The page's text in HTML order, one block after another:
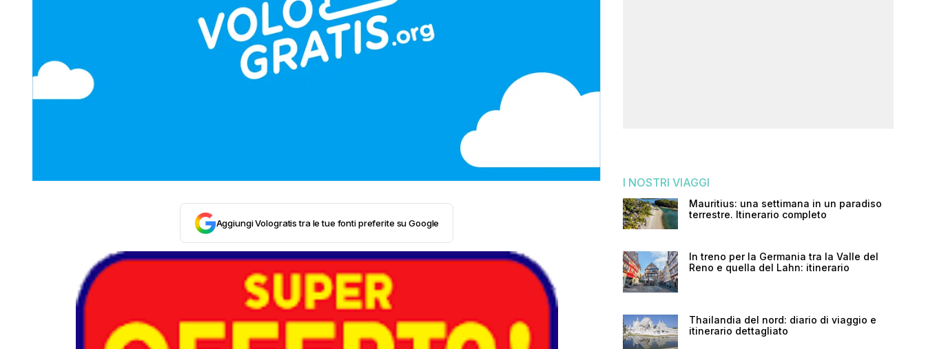
Aggiungi Vologratis tra le tue fonti preferite su Google
I NOSTRI VIAGGI
Mauritius: una settimana in un paradiso
terrestre. Itinerario completo
In treno per la Germania tra la Valle del
Reno e quella del Lahn: itinerario
Thailandia del nord: diario di viaggio e
itinerario dettagliato